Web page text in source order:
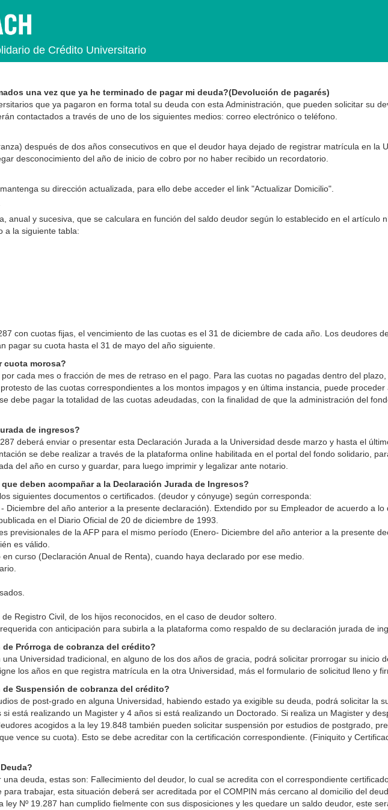
de Crédito Universitario
una vez que ya he terminado de pagar mi deuda?(Devolución de pagarés)
que ya pagaron en forma total su deuda con esta Administración, que pueden solicitar su
contactados a través de uno de los siguientes medios: correo electrónico o teléfono.
después de dos años consecutivos en que el deudor haya dejado de registrar matrícula en la
desconocimiento del año de inicio de cobro por no haber recibido un recordatorio.
su dirección actualizada, para ello debe acceder el link "Actualizar Domicilio".
anual y sucesiva, que se calculara en función del saldo deudor según lo establecido en el artículo
a la siguiente tabla:
con cuotas fijas, el vencimiento de las cuotas es el 31 de diciembre de cada año. Los deudores
pagar su cuota hasta el 31 de mayo del año siguiente.
cuota morosa?
cada mes o fracción de mes de retraso en el pago. Para las cuotas no pagadas dentro del
de las cuotas correspondientes a los montos impagos y en última instancia, puede
debe pagar la totalidad de las cuotas adeudadas, con la finalidad de que la administración del
de ingresos?
deberá enviar o presentar esta Declaración Jurada a la Universidad desde marzo y hasta el
se debe realizar a través de la plataforma online habilitada en el portal del fondo solidario,
del año en curso y guardar, para luego imprimir y legalizar ante notario.
deben acompañar a la Declaración Jurada de Ingresos?
siguientes documentos o certificados. (deudor y cónyuge) según corresponda:
del año anterior a la presente declaración). Extendido por su Empleador de acuerdo a lo
en el Diario Oficial de 20 de diciembre de 1993.
previsionales de la AFP para el mismo período (Enero- Diciembre del año anterior a la presente
es válido.
curso (Declaración Anual de Renta), cuando haya declarado por ese medio.
Registro Civil, de los hijos reconocidos, en el caso de deudor soltero.
con anticipación para subirla a la plataforma como respaldo de su declaración jurada de
Prórroga de cobranza del crédito?
Universidad tradicional, en alguno de los dos años de gracia, podrá solicitar prorrogar su inicio
los años en que registra matrícula en la otra Universidad, más el formulario de solicitud lleno y
Suspensión de cobranza del crédito?
de post-grado en alguna Universidad, habiendo estado ya exigible su deuda, podrá solicitar la
está realizando un Magister y 4 años si está realizando un Doctorado. Si realiza un Magister y
acogidos a la ley 19.848 también pueden solicitar suspensión por estudios de postgrado,
vence su cuota). Esto se debe acreditar con la certificación correspondiente. (Finiquito y
deuda, estas son: Fallecimiento del deudor, lo cual se acredita con el correspondiente
trabajar, esta situación deberá ser acreditada por el COMPIN más cercano al domicilio del
Nº 19.287 han cumplido fielmente con sus disposiciones y les quedare un saldo deudor, este